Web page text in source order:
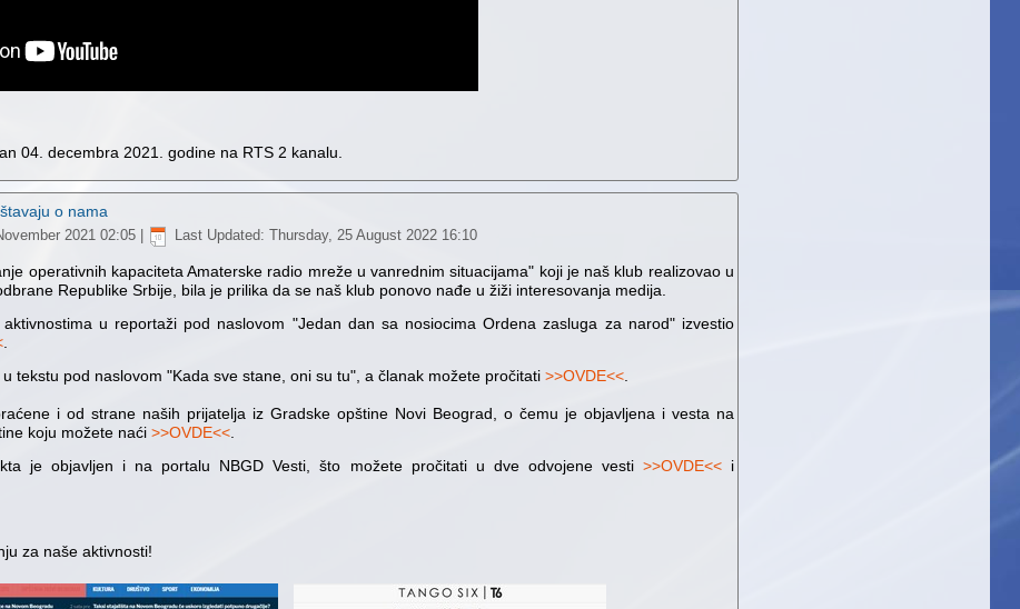
04. decembra 2021. godine na RTS 2 kanalu.
o nama
2021 02:05| Last Updated: Thursday, 25 August 2022 16:10
operativnih kapaciteta Amaterske radio mreže u vanrednim situacijama" koji je naš klub realizovao u
Republike Srbije, bila je prilika da se naš klub ponovo nađe u žiži interesovanja medija.
u reportaži pod naslovom "Jedan dan sa nosiocima Ordena zasluga za narod" izvestio
.
tekstu pod naslovom "Kada sve stane, oni su tu", a članak možete pročitati >>OVDE<<.
i od strane naših prijatelja iz Gradske opštine Novi Beograd, o čemu je objavljena i vesta na
koju možete naći >>OVDE<<.
je objavljen i na portalu NBGD Vesti, što možete pročitati u dve odvojene vesti >>OVDE<<i
za naše aktivnosti!